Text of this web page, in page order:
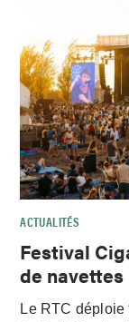
ACTUALITÉS
Festival
de navettes
Le RTC